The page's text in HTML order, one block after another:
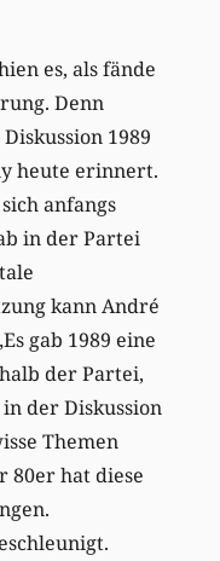
es, als fände
Denn
1989
heute erinnert.
anfangs
in der Partei
kann André
gab 1989 eine
der Partei,
der Diskussion
Themen
80er hat diese